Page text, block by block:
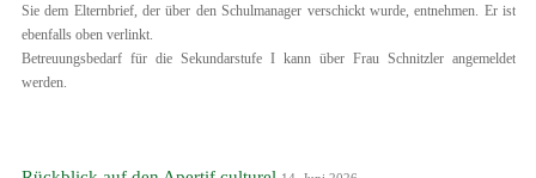
Sie dem Elternbrief, der über den Schulmanager verschickt wurde, entnehmen. Er ist
ebenfalls oben verlinkt.
Betreuungsbedarf für die Sekundarstufe I kann über Frau Schnitzler angemeldet
werden.